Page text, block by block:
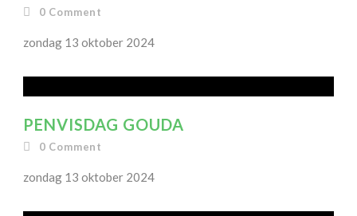
0 Comment
zondag 13 oktober 2024
PENVISDAG GOUDA
0 Comment
zondag 13 oktober 2024